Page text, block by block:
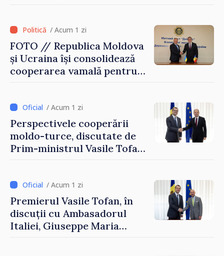
/ Acum 1 zi
FOTO // Republica Moldova
și Ucraina își consolidează
cooperarea vamală pentru
Reuniune la Moghiliov-
Podolsk
/ Acum 1 zi
Perspectivele cooperării
moldo-turce, discutate de
Prim-ministrul Vasile Tofan
/ Acum 1 zi
Premierul Vasile Tofan, în
discuții cu Ambasadorul
Italiei, Giuseppe Maria